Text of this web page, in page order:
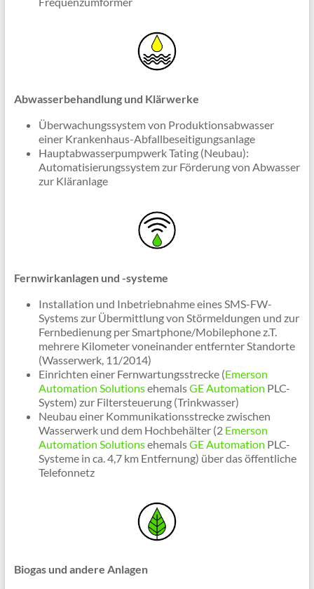
Abwasserbehandlung und Klärwerke
Überwachungssystem von Produktionsabwasser
einer Krankenhaus-Abfallbeseitigungsanlage
Hauptabwasserpumpwerk Tating (Neubau):
Automatisierungssystem zur Förderung von Abwasser
zur Kläranlage
Fernwirkanlagen und -systeme
Installation und Inbetriebnahme eines SMS-FW-
Systems zur Übermittlung von Störmeldungen und zur
Fernbedienung per Smartphone/Mobilephone z.T.
mehrere Kilometer voneinander entfernter Standorte
(Wasserwerk, 11/2014)
Einrichten einer Fernwartungsstrecke (Emerson
Automation SolutionsehemalsGE Automation PLC-
System) zur Filtersteuerung (Trinkwasser)
Neubau einer Kommunikationsstrecke zwischen
Wasserwerk und dem Hochbehälter (2 Emerson
Automation SolutionsehemalsGE Automation PLC-
Systeme in ca. 4,7 km Entfernung) über das öffentliche
Telefonnetz
Biogas und andere Anlagen